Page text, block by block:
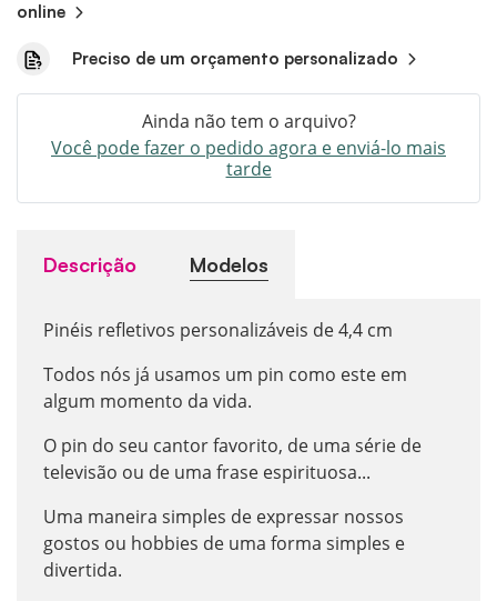
online
Preciso de um orçamento personalizado
Ainda não tem o arquivo?
Você pode fazer o pedido agora e enviá-lo mais
tarde
Descrição Modelos
Pinéis refletivos personalizáveis de 4,4 cm
Todos nós já usamos um pin como este em
algum momento da vida.
O pin do seu cantor favorito, de uma série de
televisão ou de uma frase espirituosa...
Uma maneira simples de expressar nossos
gostos ou hobbies de uma forma simples e
divertida.